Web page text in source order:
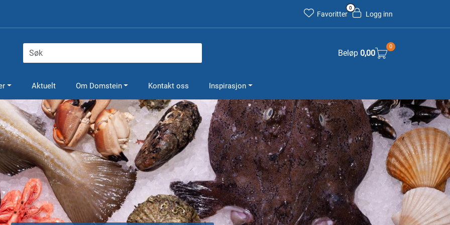
0
Favoritter Logg inn
Beløp 0,00
0
Aktuelt Om Domstein Kontakt oss Inspirasjon